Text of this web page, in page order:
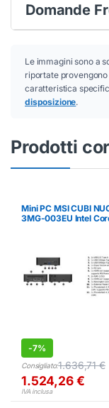
Domande
Le immagini sono a
riportate
caratteristica
disposizione.
Prodotti
Mini PC MSI CUBI
3MG-003EU Intel
-7%
Consigliato:1.636,71€
1.524,26€
IVA inclusa